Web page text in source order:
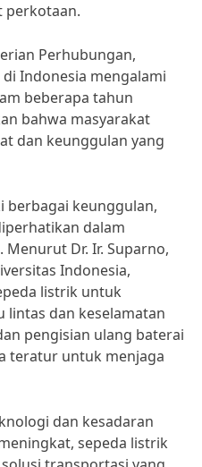
perkotaan.
Perhubungan,
Indonesia mengalami
beberapa tahun
bahwa masyarakat
dan keunggulan yang
berbagai keunggulan,
dalam
Dr. Ir. Suparno,
Indonesia,
listrik untuk
dan keselamatan
pengisian ulang baterai
teratur untuk menjaga
dan kesadaran
sepeda listrik